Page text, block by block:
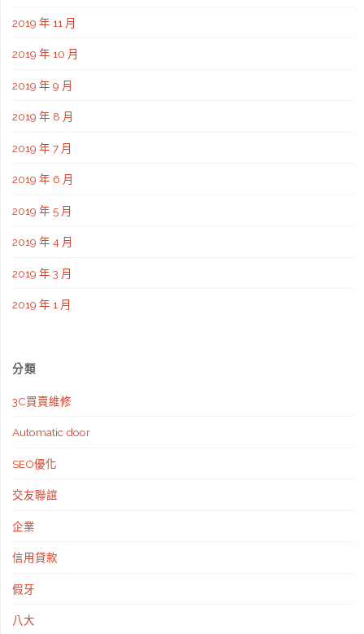
2019 年 11 月
2019 年 10 月
2019 年 9 月
2019 年 8 月
2019 年 7 月
2019 年 6 月
2019 年 5 月
2019 年 4 月
2019 年 3 月
2019 年 1 月
分類
3C買賣維修
Automatic door
SEO優化
交友聯誼
企業
信用貸款
假牙
八大